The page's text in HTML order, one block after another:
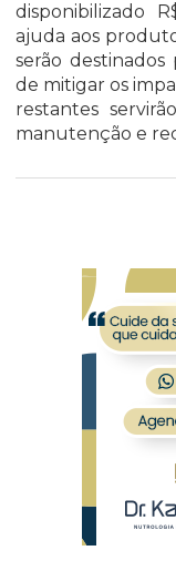
disponibilizado
ajuda aos
serão
de mitigar os
restantes
manutenção e